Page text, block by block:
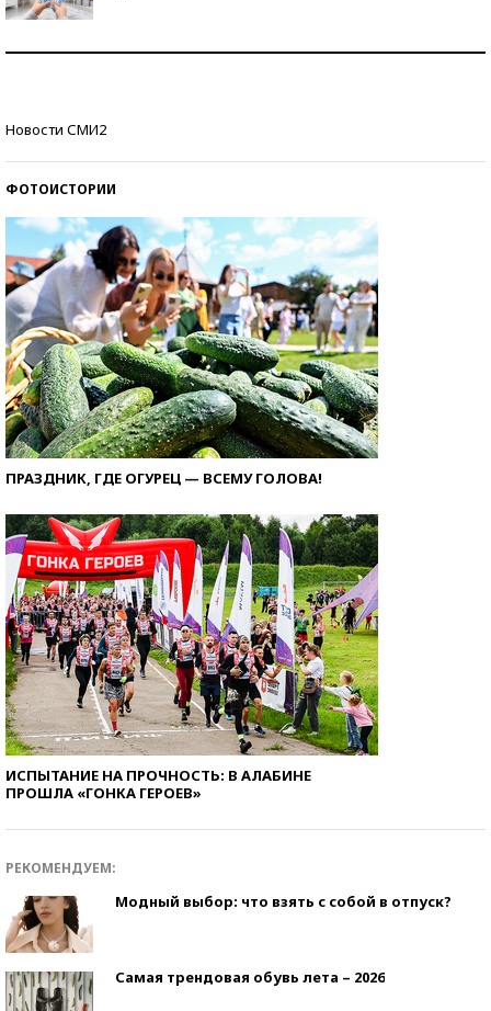
Новости СМИ2
ФОТОИСТОРИИ
ПРАЗДНИК, ГДЕ ОГУРЕЦ — ВСЕМУ ГОЛОВА!
ИСПЫТАНИЕ НА ПРОЧНОСТЬ: В АЛАБИНЕ
ПРОШЛА «ГОНКА ГЕРОЕВ»
РЕКОМЕНДУЕМ:
Модный выбор: что взять с собой в отпуск?
Самая трендовая обувь лета – 2026